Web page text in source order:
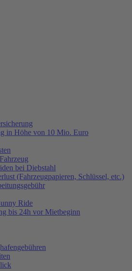
in Höhe von 10 Mio. Euro
bei Diebstahl
(Fahrzeugpapieren, Schlüssel, etc.)
Ride
bis 24h vor Mietbeginn